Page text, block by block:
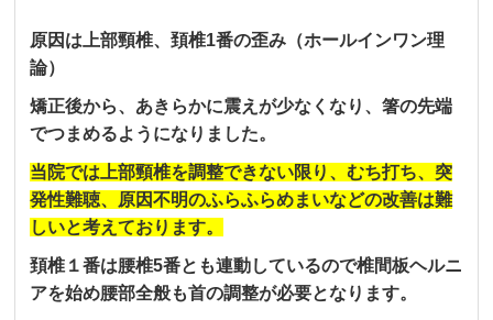
原因は上部頸椎、頚椎1番の歪み（ホールインワン理
論）
矯正後から、あきらかに震えが少なくなり、箸の先端
でつまめるようになりました。
当院では上部頸椎を調整できない限り、むち打ち、突
発性難聴、原因不明のふらふらめまいなどの改善は難
しいと考えております。
頚椎１番は腰椎5番とも連動しているので椎間板ヘルニ
アを始め腰部全般も首の調整が必要となります。